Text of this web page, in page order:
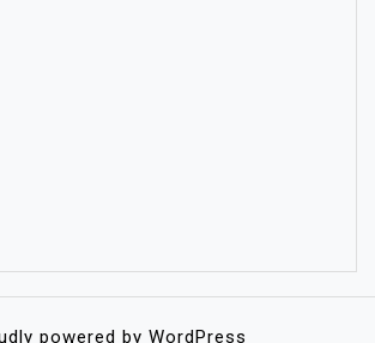
powered by WordPress